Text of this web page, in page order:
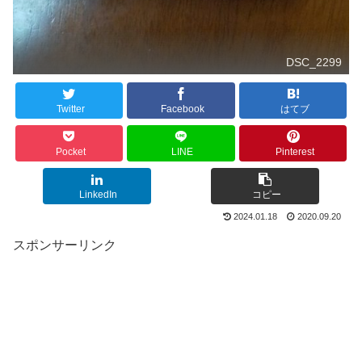
DSC_2299
Twitter Facebook はてブ
Pocket LINE Pinterest
LinkedIn コピー
2024.01.18 2020.09.20
スポンサーリンク